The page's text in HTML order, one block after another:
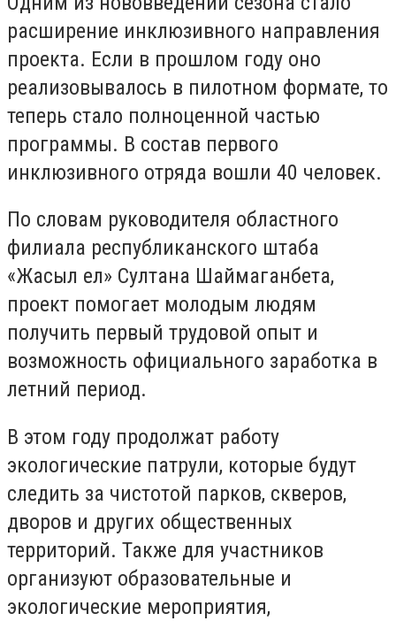
расширение инклюзивного направления
проекта. Если в прошлом году оно
реализовывалось в пилотном формате, то
теперь стало полноценной частью
программы. В состав первого
инклюзивного отряда вошли 40 человек.
По словам руководителя областного
филиала республиканского штаба
«Жасыл ел» Султана Шаймаганбета,
проект помогает молодым людям
получить первый трудовой опыт и
возможность официального заработка в
летний период.
В этом году продолжат работу
экологические патрули, которые будут
следить за чистотой парков, скверов,
дворов и других общественных
территорий. Также для участников
организуют образовательные и
экологические мероприятия,